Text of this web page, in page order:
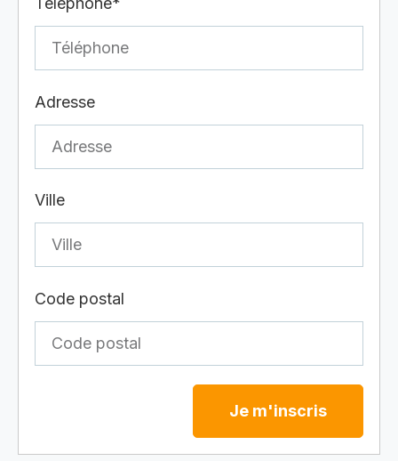
Adresse
Ville
Code postal
Je m'inscris